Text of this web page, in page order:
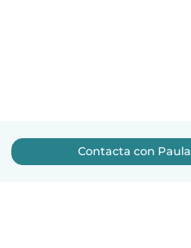
Contacta con Paula